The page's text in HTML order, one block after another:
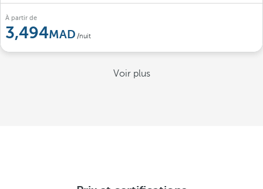
À partir de
3,494 /nuit
Voir plus